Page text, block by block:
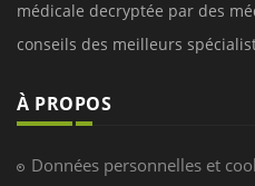
médicale decryptée par des
conseils des meilleurs
À PROPOS
Données personnelles et